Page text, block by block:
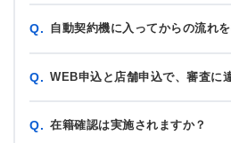
Q. 自動契約機に入ってからの流れ
Q. WEB申込と店舗申込で、審査に
Q. 在籍確認は実施されますか？